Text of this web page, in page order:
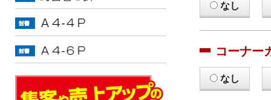
なし
コーナー
なし